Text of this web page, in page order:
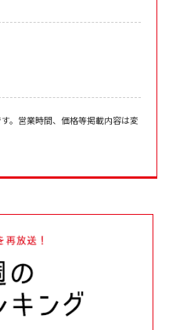
。営業時間、価格等掲載内容は変